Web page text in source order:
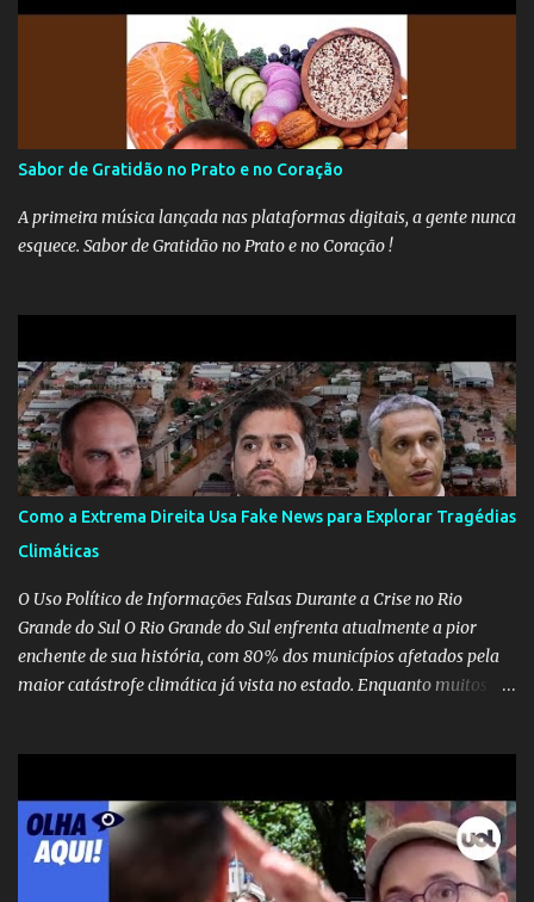
Sabor de Gratidão no Prato e no Coração
A primeira música lançada nas plataformas digitais, a gente nunca
esquece. Sabor de Gratidão no Prato e no Coração !
Como a Extrema Direita Usa Fake News para Explorar Tragédias
Climáticas
O Uso Político de Informações Falsas Durante a Crise no Rio
Grande do Sul O Rio Grande do Sul enfrenta atualmente a pior
enchente de sua história, com 80% dos municípios afetados pela
maior catástrofe climática já vista no estado. Enquanto muitos se
nas operações de salvamento. O receio é que notícias falsas, como
a de retenção de doações e o transporte de oxigênio, causem mais
apreensão na população já fragilizada por essa grave situação.
Tamanha é a seriedade do problema que o governo do estado